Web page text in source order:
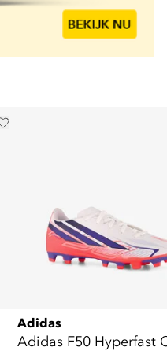
Adidas
Adidas F50 Hyperfast